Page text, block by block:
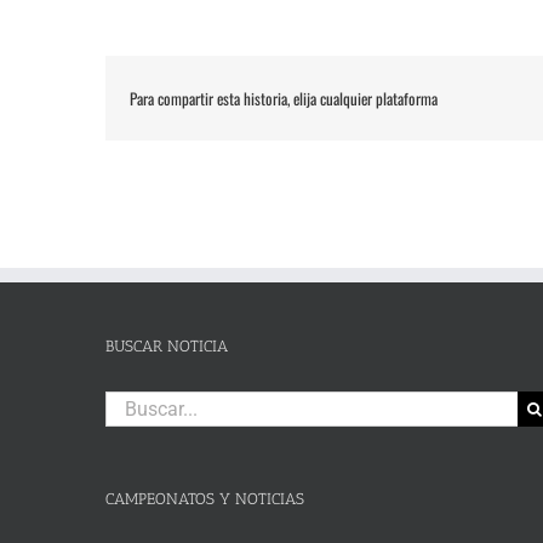
Para compartir esta historia, elija cualquier plataforma
BUSCAR NOTICIA
Buscar:
CAMPEONATOS Y NOTICIAS